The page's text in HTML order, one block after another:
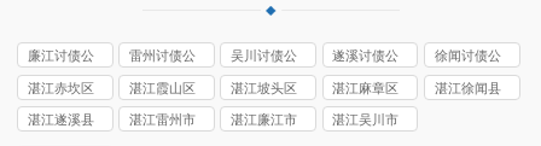
廉江讨债公
司
雷州讨债公
司
吴川讨债公
司
遂溪讨债公
司
徐闻讨债公
司
湛江赤坎区
讨债公司
湛江霞山区
讨债公司
湛江坡头区
讨债公司
湛江麻章区
讨债公司
湛江徐闻县
湛江遂溪县
湛江雷州市
湛江廉江市
湛江吴川市